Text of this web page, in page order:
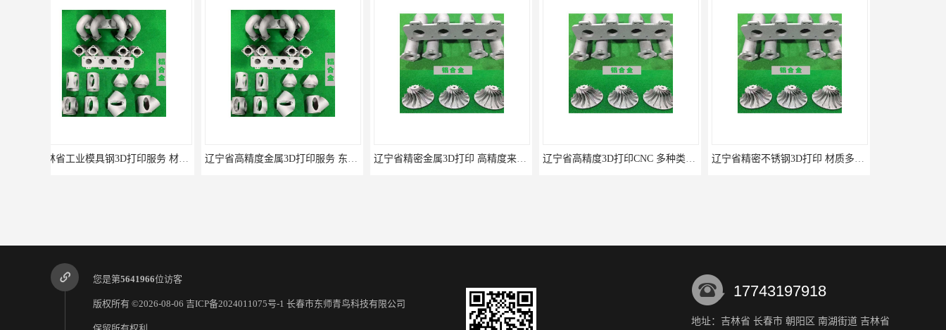
辽宁省高精度金属3D打印服务 东师青鸟科技 辽宁省精密金属3D打印 高精度来图打样定做 辽宁省高精度3D打印CNC 多种类金属来图打样定做 辽宁省精密不锈钢3D打印 材质多样加工定制
您是第5641966位访客
版权所有 ©2026-08-06 吉ICP备2024011075号-1 长春市东师青鸟科技有限公司
17743197918
地址：吉林省 长春市 朝阳区 南湖街道 吉林省